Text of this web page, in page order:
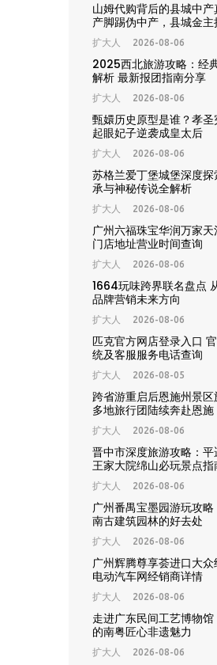
山姆代购背后的县城中
产脚踢伪中产，县城金
高端年货生意
扩大人 2026-08-06
2025西北旅游攻略：经
解析 最新报团指南分享
扩大人 2026-08-06
甄嬛历史原型是谁？孝
起眼妃子逆袭成皇太后
扩大人 2026-08-06
苏格兰爱丁堡城堡深度
承与神秘传说全解析
扩大人 2026-08-06
广州六福珠宝华润万家
门店地址营业时间查询
扩大人 2026-08-06
1664玩味跨界联名盘点
品牌营销未来方向
扩大人 2026-08-06
匹克官方网店登录入口
统及客服服务电话查询
扩大人 2026-08-05
跨省游重启后恩施州景区
多地旅行团陆续奔赴恩施
扩大人 2026-08-06
晋中市深度旅游攻略：
王家大院绵山必玩景点指
扩大人 2026-08-06
广州番禺宝墨园游玩攻
南古建筑园林的好去处
扩大人 2026-08-06
广州辉腾尊享荟进口大
电动汽车网经销商详情
扩大人 2026-08-06
走进广东民间工艺博物
的南粤匠心非遗魅力
扩大人 2026-08-06